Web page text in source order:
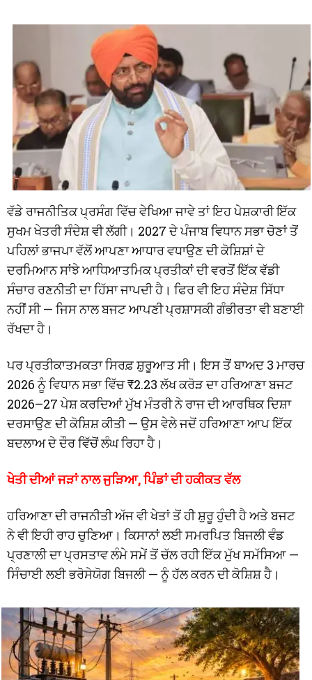
ਵੱਡੇ ਰਾਜਨੀਤਿਕ ਪ੍ਰਸੰਗ ਵਿੱਚ ਵੇਖਿਆ ਜਾਵੇ ਤਾਂ ਇਹ ਪੇਸ਼ਕਾਰੀ ਇੱਕ
ਸੁਖਮ ਖੇਤਰੀ ਸੰਦੇਸ਼ ਵੀ ਲੱਗੀ। 2027 ਦੇ ਪੰਜਾਬ ਵਿਧਾਨ ਸਭਾ ਚੋਣਾਂ ਤੋਂ
ਪਹਿਲਾਂ ਭਾਜਪਾ ਵੱਲੋਂ ਆਪਣਾ ਆਧਾਰ ਵਧਾਉਣ ਦੀ ਕੋਸ਼ਿਸ਼ਾਂ ਦੇ
ਦਰਮਿਆਨ ਸਾਂਝੇ ਆਧਿਆਤਮਿਕ ਪ੍ਰਤੀਕਾਂ ਦੀ ਵਰਤੋਂ ਇੱਕ ਵੱਡੀ
ਸੰਚਾਰ ਰਣਨੀਤੀ ਦਾ ਹਿੱਸਾ ਜਾਪਦੀ ਹੈ। ਫਿਰ ਵੀ ਇਹ ਸੰਦੇਸ਼ ਸਿੱਧਾ
ਨਹੀਂ ਸੀ — ਜਿਸ ਨਾਲ ਬਜਟ ਆਪਣੀ ਪ੍ਰਸ਼ਾਸਕੀ ਗੰਭੀਰਤਾ ਵੀ ਬਣਾਈ
ਰੱਖਦਾ ਹੈ।
ਪਰ ਪ੍ਰਤੀਕਾਤਮਕਤਾ ਸਿਰਫ਼ ਸ਼ੁਰੂਆਤ ਸੀ। ਇਸ ਤੋਂ ਬਾਅਦ 3 ਮਾਰਚ
2026 ਨੂੰ ਵਿਧਾਨ ਸਭਾ ਵਿੱਚ ₹2.23 ਲੱਖ ਕਰੋੜ ਦਾ ਹਰਿਆਣਾ ਬਜਟ
2026–27 ਪੇਸ਼ ਕਰਦਿਆਂ ਮੁੱਖ ਮੰਤਰੀ ਨੇ ਰਾਜ ਦੀ ਆਰਥਿਕ ਦਿਸ਼ਾ
ਦਰਸਾਉਣ ਦੀ ਕੋਸ਼ਿਸ਼ ਕੀਤੀ — ਉਸ ਵੇਲੇ ਜਦੋਂ ਹਰਿਆਣਾ ਆਪ ਇੱਕ
ਬਦਲਾਅ ਦੇ ਦੌਰ ਵਿੱਚੋਂ ਲੰਘ ਰਿਹਾ ਹੈ।
ਖੇਤੀ ਦੀਆਂ ਜੜਾਂ ਨਾਲ ਜੁੜਿਆ, ਪਿੰਡਾਂ ਦੀ ਹਕੀਕਤ ਵੱਲ
ਹਰਿਆਣਾ ਦੀ ਰਾਜਨੀਤੀ ਅੱਜ ਵੀ ਖੇਤਾਂ ਤੋਂ ਹੀ ਸ਼ੁਰੂ ਹੁੰਦੀ ਹੈ ਅਤੇ ਬਜਟ
ਨੇ ਵੀ ਇਹੀ ਰਾਹ ਚੁਣਿਆ। ਕਿਸਾਨਾਂ ਲਈ ਸਮਰਪਿਤ ਬਿਜਲੀ ਵੰਡ
ਪ੍ਰਣਾਲੀ ਦਾ ਪ੍ਰਸਤਾਵ ਲੰਮੇ ਸਮੇਂ ਤੋਂ ਚੱਲ ਰਹੀ ਇੱਕ ਮੁੱਖ ਸਮੱਸਿਆ —
ਸਿੰਚਾਈ ਲਈ ਭਰੋਸੇਯੋਗ ਬਿਜਲੀ — ਨੂੰ ਹੱਲ ਕਰਨ ਦੀ ਕੋਸ਼ਿਸ਼ ਹੈ।